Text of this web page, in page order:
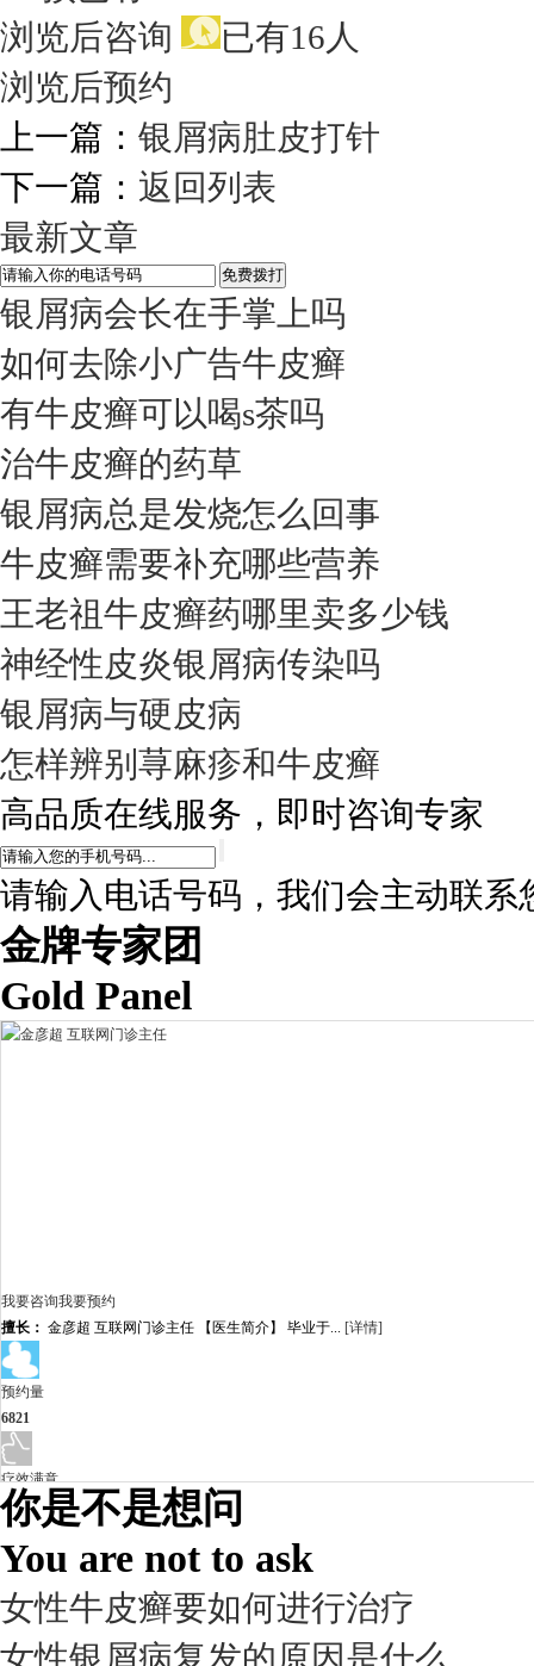
浏览后咨询
已有16人
浏览后预约
上一篇： 银屑病肚皮打针
下一篇： 返回列表
最新文章
银屑病会长在手掌上吗
如何去除小广告牛皮癣
有牛皮癣可以喝s茶吗
治牛皮癣的药草
银屑病总是发烧怎么回事
牛皮癣需要补充哪些营养
王老祖牛皮癣药哪里卖多少钱
神经性皮炎银屑病传染吗
银屑病与硬皮病
怎样辨别荨麻疹和牛皮癣
高品质在线服务，即时咨询专家
请输入电话号码，我们会主动联系
金牌专家团
Gold Panel
我要咨询我要预约
擅长： 金彦超 互联网门诊主任 【医生简介】 毕业于... [详情]
预约量
6821
疗效满意
98%
你是不是想问
You are not to ask
女性牛皮癣要如何进行治疗
女性银屑病复发的原因是什么